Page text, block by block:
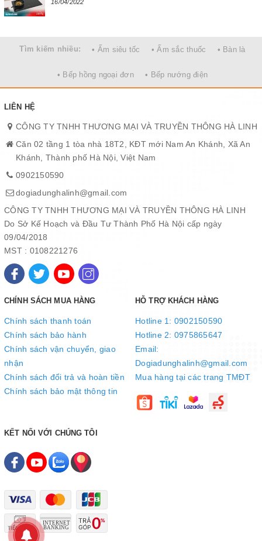
16/04/2022
Tìm kiếm nhiều: • Ấm siêu tốc • Ấm sắc thuốc • Bàn là
• Bếp hồng ngoại đơn • Bếp nướng điện
LIÊN HỆ
CÔNG TY TNHH THƯƠNG MẠI VÀ TRUYỀN THÔNG HÀ LINH
Căn 02 tầng 1 tòa nhà 18T2, KĐT mới Nam An Khánh, Xã An
Khánh, Thành phố Hà Nội, Việt Nam
0902150590
dogiadunghalinh@gmail.com
CÔNG TY TNHH THƯƠNG MẠI VÀ TRUYỀN THÔNG HÀ LINH
Do Sở Kế Hoạch và Đầu Tư Thành Phố Hà Nội cấp ngày
09/04/2018
MST : 0108221276
CHÍNH SÁCH MUA HÀNG
Chính sách thanh toán
Chính sách bảo hành
Chính sách vận chuyển, giao
nhận
Chính sách đổi trả và hoàn tiền
Chính sách bảo mật thông tin
HỖ TRỢ KHÁCH HÀNG
Hotline 1: 0902150590
Hotline 2: 0975865647
Email:
Dogiadunghalinh@gmail.com
Mua hàng tại các trang TMĐT
KẾT NỐI VỚI CHÚNG TÔI